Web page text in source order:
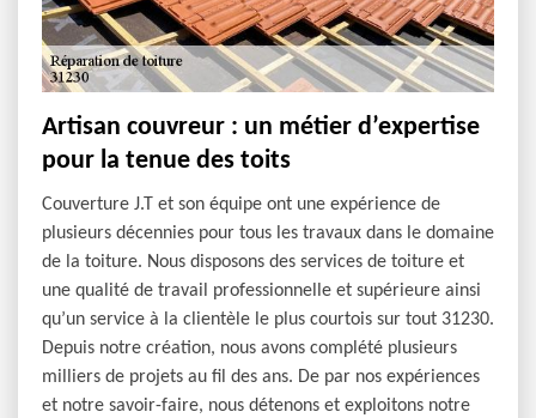
Artisan couvreur : un métier d’expertise
pour la tenue des toits
Couverture J.T et son équipe ont une expérience de
plusieurs décennies pour tous les travaux dans le domaine
de la toiture. Nous disposons des services de toiture et
une qualité de travail professionnelle et supérieure ainsi
qu’un service à la clientèle le plus courtois sur tout 31230.
Depuis notre création, nous avons complété plusieurs
milliers de projets au fil des ans. De par nos expériences
et notre savoir-faire, nous détenons et exploitons notre